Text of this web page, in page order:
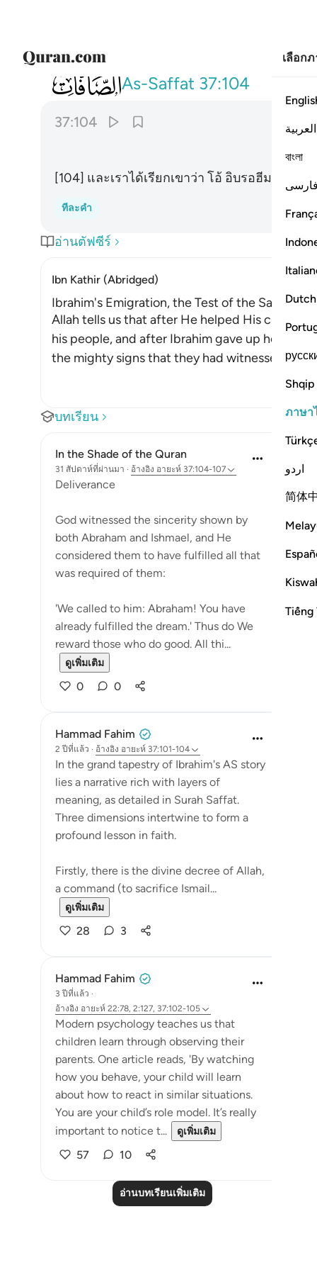
เลือก
العربية
বাংলা
Dutch
Shqip
ภาษา
اردو
简体
Tiếng
037As-Saffat 37:104
وناديناه ان يا ابراهيم ١٠٤
37:104
[104] และเราได้เรียกเขาว่า โอ้ อิบรอฮีมเอ๋ย!
ทีละคำ
อ่านตัฟซีร์
Ibn Kathir (Abridged)
Ibrahim's Emigration, the Test of the Sacrifice
Allah tells us that after He helped His close
his people, and after Ibrahim gave up hoping
the mighty signs that they had witnessed …อ่าน
บทเรียน
In the Shade of the Quran
31 สัปดาห์ที่ผ่านมา · อ้างอิง อายะห์ 37:104-107
Deliverance
God witnessed the sincerity shown by
both Abraham and Ishmael, and He
considered them to have fulfilled all that
was required of them:
'We called to him: Abraham! You have
already fulfilled the dream.' Thus do We
reward those who do good. All thi...
ดูเพิ่มเติม
0 0
Hammad Fahim
2 ปีที่แล้ว · อ้างอิง อายะห์ 37:101-104
In the grand tapestry of Ibrahim's AS story
lies a narrative rich with layers of
meaning, as detailed in Surah Saffat.
Three dimensions intertwine to form a
profound lesson in faith.
Firstly, there is the divine decree of Allah,
a command (to sacrifice Ismail...
ดูเพิ่มเติม
28 3
Hammad Fahim
3 ปีที่แล้ว ·
อ้างอิง อายะห์ 22:78, 2:127, 37:102-105
Modern psychology teaches us that
children learn through observing their
parents. One article reads, 'By watching
how you behave, your child will learn
about how to react in similar situations.
You are your child’s role model. It’s really
important to notice t...
ดูเพิ่มเติม
57 10
อ่านบทเรียนเพิ่มเติม